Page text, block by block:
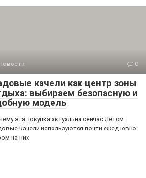
0
качели как центр зоны
выбираем безопасную и
модель
эта покупка актуальна сейчас Летом
качели используются почти ежедневно:
на них